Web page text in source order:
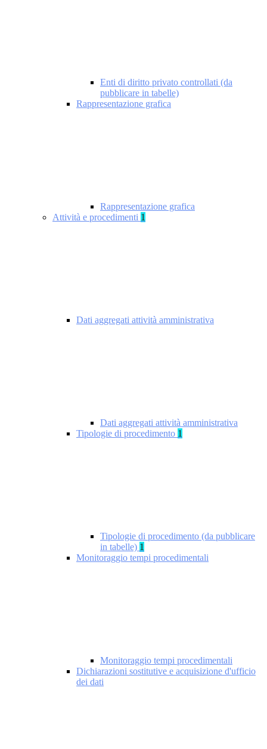
Enti di diritto privato controllati (da
pubblicare in tabelle)
Rappresentazione grafica
Rappresentazione grafica
Attività e procedimenti 1
Dati aggregati attività amministrativa
Dati aggregati attività amministrativa
Tipologie di procedimento 1
Tipologie di procedimento (da pubblicare
in tabelle) 1
Monitoraggio tempi procedimentali
Monitoraggio tempi procedimentali
Dichiarazioni sostitutive e acquisizione d'ufficio
dei dati